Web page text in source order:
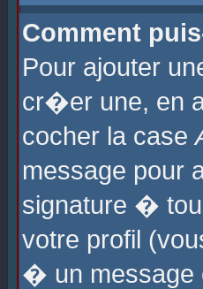
Comment
Pour ajouter
cr�er une, en
cocher la case
message pour
signature �
votre profil
� un message